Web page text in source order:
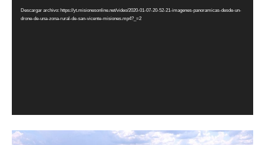
d
Descargar archivo: https://yt.misionesonline.net/video/2020-01-07-20-52-21-imagenes-panoramicas-desde-un-
drone-de-una-zona-rural-de-san-vicente-misiones.mp4?_=2